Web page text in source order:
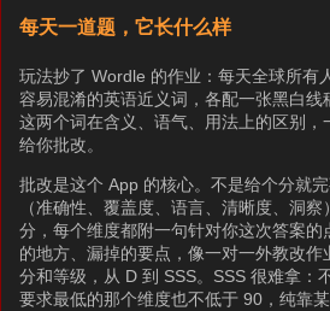
每天一道题，它长什么样
玩法抄了 Wordle 的作业：每天全球所
容易混淆的英语近义词，各配一张黑白线
这两个词在含义、语气、用法上的区别，
给你批改。
批改是这个 App 的核心。不是给个分就
（准确性、覆盖度、语言、清晰度、洞
分，每个维度都附一句针对你这次答案
的地方、漏掉的要点，像一对一外教改作
分和等级，从 D 到 SSS。SSS 很难拿：
要求最低的那个维度也不低于 90，纯靠